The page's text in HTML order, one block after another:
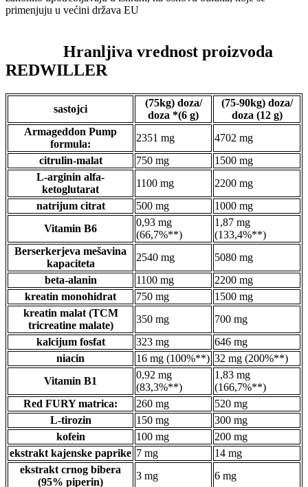
primenjuju u većini država EU
Hranljiva vrednost proizvoda
REDWILLER
sastojci
(75kg) doza/
doza *(6 g)
(75-90kg) doza/
doza (12 g)
Armageddon Pump
formula:
2351 mg
4702 mg
citrulin-malat
750 mg
1500 mg
L-arginin alfa-
ketoglutarat
1100 mg
2200 mg
natrijum citrat
500 mg
1000 mg
Vitamin B6
0,93 mg
(66,7%**)
1,87 mg
(133,4%**)
Berserkerjeva mešavina
kapaciteta
2540 mg
5080 mg
beta-alanin
1100 mg
2200 mg
kreatin monohidrat
750 mg
1500 mg
kreatin malat (TCM
tricreatine malate)
350 mg
700 mg
kalcijum fosfat
323 mg
646 mg
niacin
16 mg (100%**) 32 mg (200%**)
Vitamin B1
0,92 mg
(83,3%**)
1,83 mg
(166,7%**)
Red FURY matrica:
260 mg
520 mg
L-tirozin
150 mg
300 mg
kofein
100 mg
200 mg
ekstrakt kajenske paprike 7 mg
14 mg
ekstrakt crnog bibera
(95% piperin)
3 mg 6 mg